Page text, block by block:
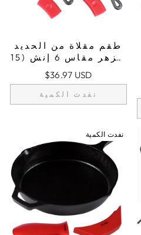
طقم مقلاة من الحديد
الزهر مقاس 6 إنش (15
سم) مكون من قطعتين
مع 2 مقابض حاملة من
السيليكون
$36.97 USD
نفدت الكمية
نفدت الكمية